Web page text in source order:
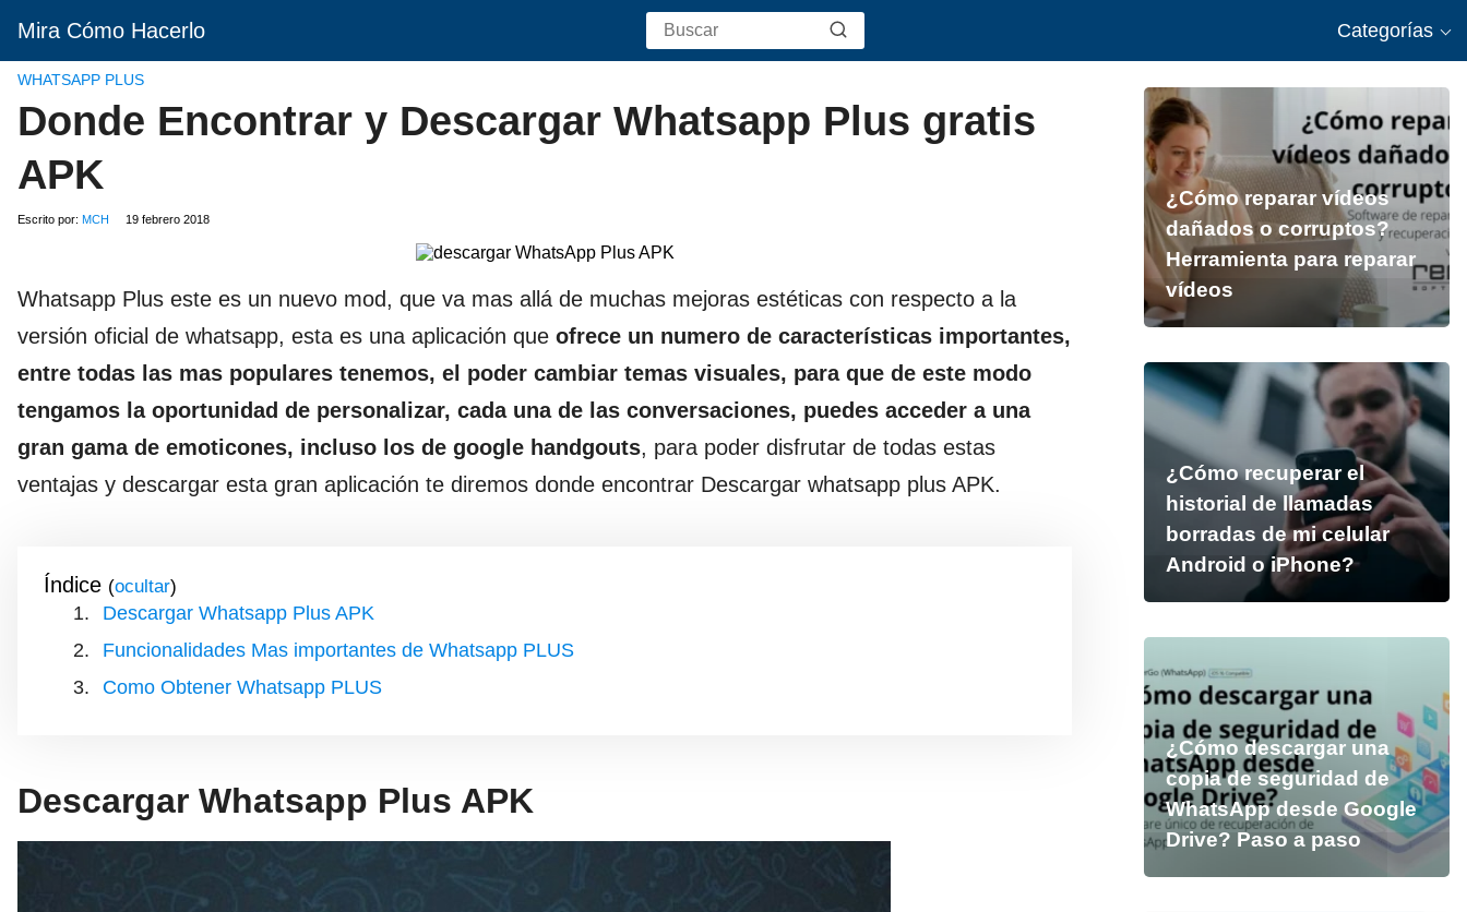
Mira Cómo Hacerlo Categorías
WHATSAPP PLUS
Donde Encontrar y Descargar Whatsapp Plus gratis
APK
Escrito por: MCH 19 febrero 2018
Whatsapp Plus este es un nuevo mod, que va mas allá de muchas mejoras estéticas con respecto a la
versión oficial de whatsapp, esta es una aplicación que ofrece un numero de características importantes,
entre todas las mas populares tenemos, el poder cambiar temas visuales, para que de este modo
tengamos la oportunidad de personalizar, cada una de las conversaciones, puedes acceder a una
gran gama de emoticones, incluso los de google handgouts, para poder disfrutar de todas estas
ventajas y descargar esta gran aplicación te diremos donde encontrar Descargar whatsapp plus APK.
Índice ( )
Descargar Whatsapp Plus APK
Funcionalidades Mas importantes de Whatsapp PLUS
Como Obtener Whatsapp PLUS
Descargar Whatsapp Plus APK
¿Cómo reparar vídeos
dañados o corruptos?
Herramienta para reparar
vídeos
¿Cómo recuperar el
historial de llamadas
borradas de mi celular
Android o iPhone?
¿Cómo descargar una
copia de seguridad de
WhatsApp desde Google
Drive? Paso a paso